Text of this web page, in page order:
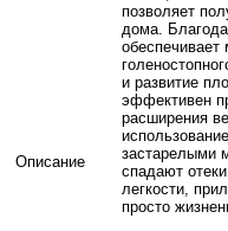
Описание
позволяет
дома.
обеспечивает
и развитие
эффективен
расширения
застарелыми
спадают
легкости,
просто